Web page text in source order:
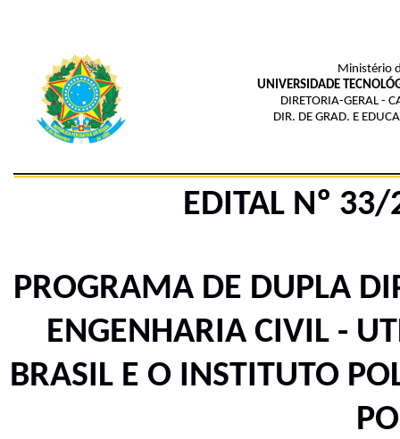
Ministério
UNIVERSIDADE
DIRETORIA-GERAL -
DIR. DE GRAD. E
EDITAL Nº 33/
PROGRAMA DE DUPLA
ENGENHARIA CIVIL -
BRASIL E O INSTITUTO